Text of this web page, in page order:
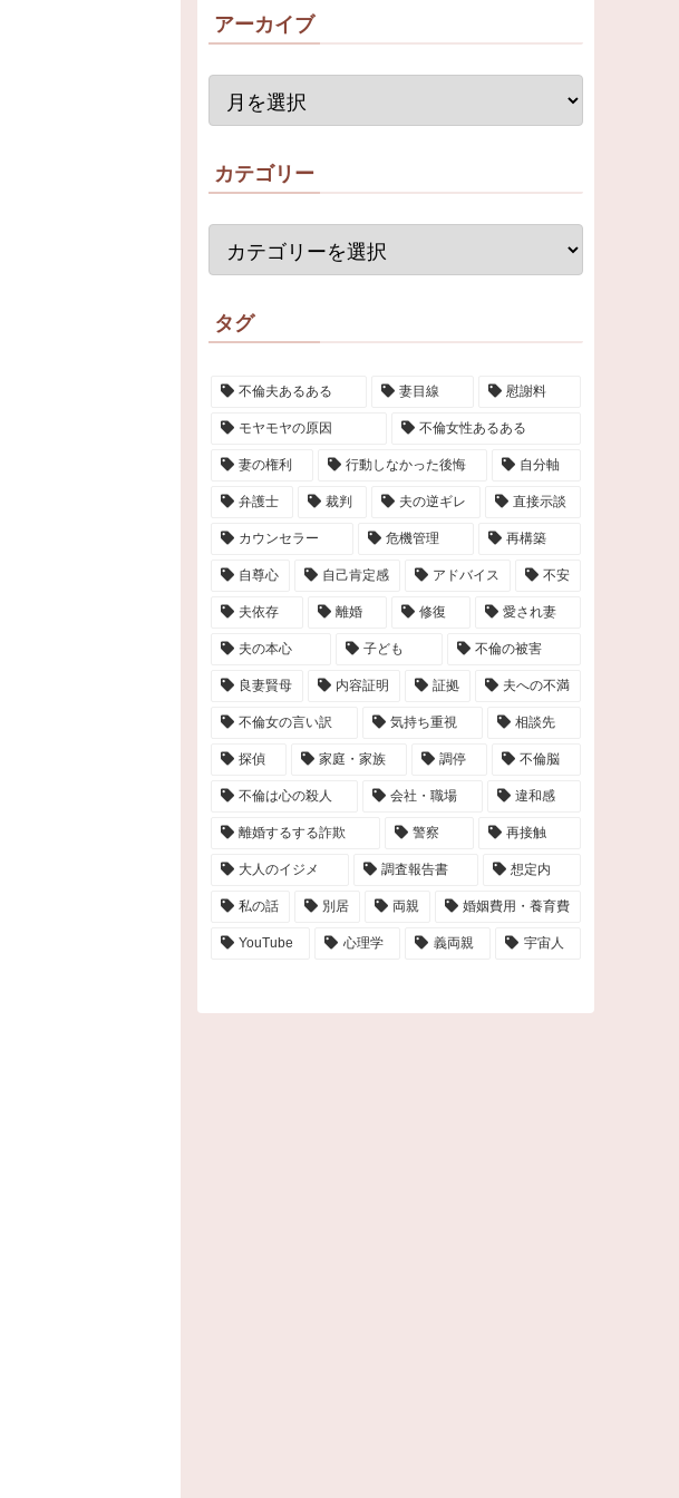
アーカイブ
カテゴリー
タグ
不倫夫あるある 妻目線 慰謝料
モヤモヤの原因 不倫女性あるある
妻の権利 行動しなかった後悔 自分軸
弁護士 裁判 夫の逆ギレ 直接示談
カウンセラー 危機管理 再構築
自尊心 自己肯定感 アドバイス 不安
夫依存 離婚 修復 愛され妻
夫の本心 子ども 不倫の被害
良妻賢母 内容証明 証拠 夫への不満
不倫女の言い訳 気持ち重視 相談先
探偵 家庭・家族 調停 不倫脳
不倫は心の殺人 会社・職場 違和感
離婚するする詐欺 警察 再接触
大人のイジメ 調査報告書 想定内
私の話 別居 両親 婚姻費用・養育費
YouTube 心理学 義両親 宇宙人